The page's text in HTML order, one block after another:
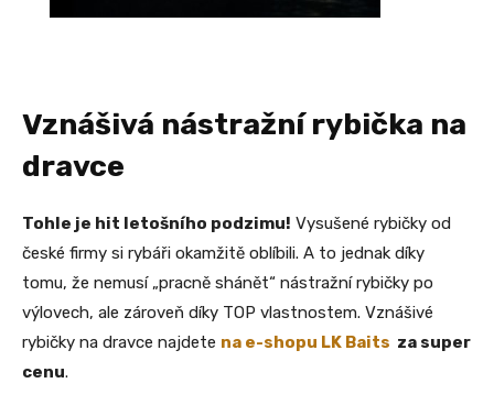
Vznášivá nástražní rybička na
dravce
Tohle je hit letošního podzimu! Vysušené rybičky od
české firmy si rybáři okamžitě oblíbili. A to jednak díky
tomu, že nemusí „pracně shánět“ nástražní rybičky po
výlovech, ale zároveň díky TOP vlastnostem. Vznášivé
rybičky na dravce najdete na e-shopu LK Baits za super
cenu.